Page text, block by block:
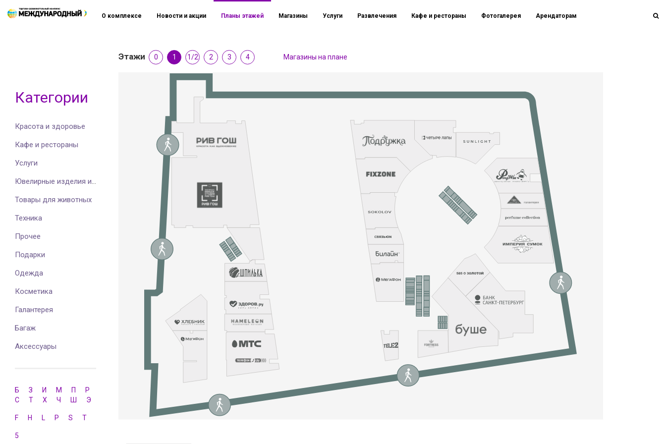
Категории
Красота и здоровье
Кафе и рестораны
Услуги
Товары для животных
Техника
Прочее
Подарки
Одежда
Косметика
Галантерея
Багаж
Аксессуары
Б З И М П
Р
С
Т Х Ч Ш Э
F H L P S T
5
О комплексе Новости и акции Планы этажей Магазины Услуги Развлечения Кафе и рестораны Фотогалерея Арендаторам
Этажи 0 1 1/2 2 3 4 Магазины на плане